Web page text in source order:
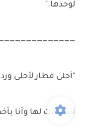
لوحدها."
"أحلى فطار لأحلى ورد
ابتسمت لها وأنا